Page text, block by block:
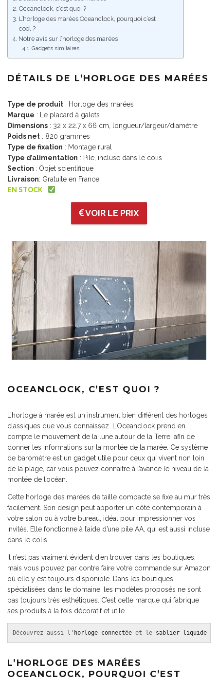
Oceanclock, c’est quoi ?
L’horloge des marées Oceanclock, pourquoi c’est
cool ?
Notre avis sur l’horloge des marées
Gadgets similaires
DÉTAILS DE L’HORLOGE DES MARÉES
Type de produit : Horloge des marées
Marque : Le placard à galets
Dimensions : 32 x 22.7 x 66 cm, longueur/largeur/diamètre
Poids net : 820 grammes
Type de fixation : Montage rural
Type d’alimentation : Pile, incluse dans le colis
Section : Objet scientifique
Livraison: Gratuite en France
EN STOCK :
VOIR LE PRIX
OCEANCLOCK, C’EST QUOI ?
L’horloge à marée est un instrument bien différent des horloges
classiques que vous connaissez. L’Oceanclock prend en
compte le mouvement de la lune autour de la Terre, afin de
donner les informations sur la montée de la marée. Ce système
de baromètre est un gadget utile pour ceux qui vivent non loin
de la plage, car vous pouvez connaitre à l’avance le niveau de la
montée de l’océan.
Cette horloge des marées de taille compacte se fixe au mur très
facilement. Son design peut apporter un côté contemporain à
votre salon ou à votre bureau, idéal pour impressionner vos
invités. Elle fonctionne à l’aide d’une pile AA, qui est aussi incluse
dans le colis.
Il n’est pas vraiment évident d’en trouver dans les boutiques,
mais vous pouvez par contre faire votre commande sur Amazon
où elle y est toujours disponible. Dans les boutiques
spécialisées dans le domaine, les modèles proposés ne sont
pas toujours très esthétiques. C’est cette marque qui fabrique
ses produits à la fois décoratif et utile.
Découvrez aussi l' horloge connectée et le sablier liquide
L’HORLOGE DES MARÉES
OCEANCLOCK, POURQUOI C’EST